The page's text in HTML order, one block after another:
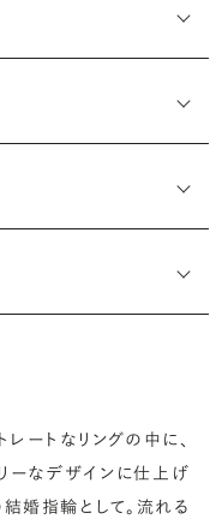
ビス詳細
字まで刻印可能
ができます。注文前だ
めて施す初回の刻印
品仕様」欄をご確認く
ートなリングの中に、
ーなデザインに仕上げ
婚指輪として。流れる